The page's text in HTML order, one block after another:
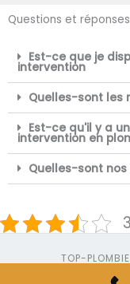
Questions et
Est-ce que je
intervention
Quelles-sont les
Est-ce qu'il y a
intervention en
Quelles-sont
TOP-